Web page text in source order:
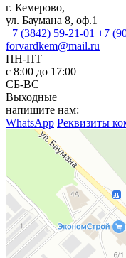
г. Кемерово,
ул. Баумана 8, оф.1
+7 (3842) 59-21-01 +7
forvardkem@mail.ru
ПН-ПТ
с 8:00 до 17:00
СБ-ВС
Выходные
напишите нам:
WhatsApp Реквизиты